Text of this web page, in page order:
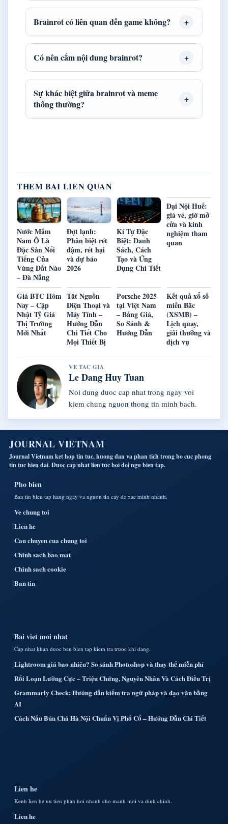
Brainrot có liên quan đến game không?
Có nên cấm nội dung brainrot?
Sự khác biệt giữa brainrot và meme
thông thường?
THEM BAI LIEN QUAN
Nước Mắm
Nam Ô Là
Đặc Sản Nổi
Tiếng Của
Vùng Đất Nào
– Đà Nẵng
Đợt lạnh:
Phân biệt rét
đậm, rét hại
và dự báo
2026
Kí Tự Đặc
Biệt: Danh
Sách, Cách
Tạo và Ứng
Dụng Chi Tiết
Đại Nội Huế:
giá vé, giờ mở
cửa và kinh
nghiệm tham
quan
Giá BTC Hôm
Nay – Cập
Nhật Tỷ Giá
Thị Trường
Mới Nhất
Tắt Nguồn
Điện Thoại và
Máy Tính –
Hướng Dẫn
Chi Tiết Cho
Mọi Thiết Bị
Porsche 2025
tại Việt Nam
– Bảng Giá,
So Sánh &
Hướng Dẫn
Kết quả xổ số
miền Bắc
(XSMB) –
Lịch quay,
giải thưởng và
dịch vụ
VE TAC GIA
Le Dang Huy Tuan
Noi dung duoc cap nhat trong ngay voi
kiem chung nguon thong tin minh bach.
JOURNAL VIETNAM
Journal Vietnam ket hop tin tuc, huong dan va phan tich trong bo cuc phong
tin tuc hien dai. Duoc cap nhat lien tuc boi doi ngu bien tap.
Pho bien
Ban tin bien tap hang ngay va nguon tin cay de xac minh nhanh.
Ve chung toi
Lien he
Cau chuyen cua chung toi
Chinh sach bao mat
Chinh sach cookie
Ban tin
Bai viet moi nhat
Cap nhat khan duoc ban bien tap kiem tra truoc khi dang.
Lightroom giá bao nhiêu? So sánh Photoshop và thay thế miễn phí
Rối Loạn Lưỡng Cực – Triệu Chứng, Nguyên Nhân Và Cách Điều Trị
Grammarly Check: Hướng dẫn kiểm tra ngữ pháp và đạo văn bằng
AI
Cách Nấu Bún Chả Hà Nội Chuẩn Vị Phố Cổ – Hướng Dẫn Chi Tiết
Lien he
Kenh lien he uu tien phan hoi nhanh cho manh moi va dinh chinh.
Lien he